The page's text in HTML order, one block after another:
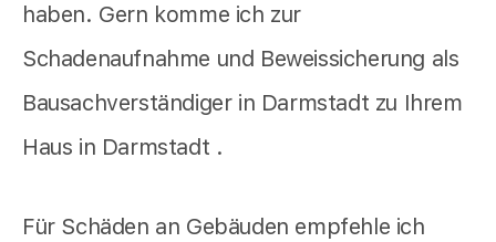
haben. Gern komme ich zur
Schadenaufnahme und Beweissicherung als
Bausachverständiger in Darmstadt zu Ihrem
Haus in Darmstadt .
Für Schäden an Gebäuden empfehle ich